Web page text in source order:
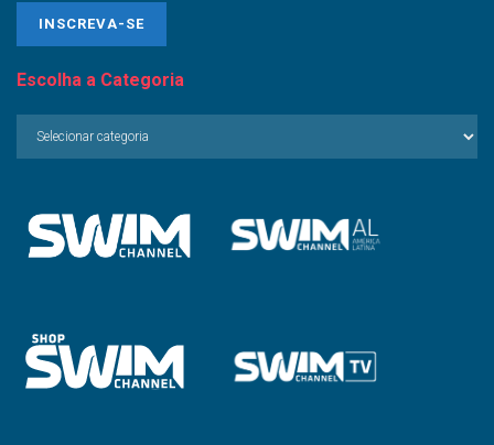
Escolha a Categoria